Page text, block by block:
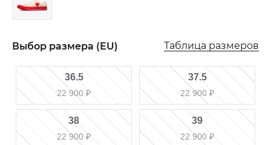
Выбор размера (EU) Таблица размеров
36.5
22 900 ₽
37.5
22 900 ₽
38
22 900 ₽
39
22 900 ₽